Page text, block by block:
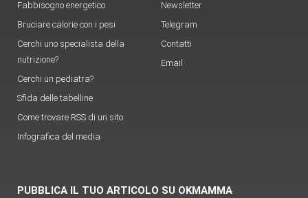
Fabbisogno energetico
Bruciare calorie con i pesi
Cerchi uno specialista della
nutrizione?
Cerchi un pediatra?
Sfida delle tabelline
Come trovare RSS di un sito
Infografica del media
Newsletter
Telegram
Contatti
Email
PUBBLICA IL TUO ARTICOLO SU OKMAMMA